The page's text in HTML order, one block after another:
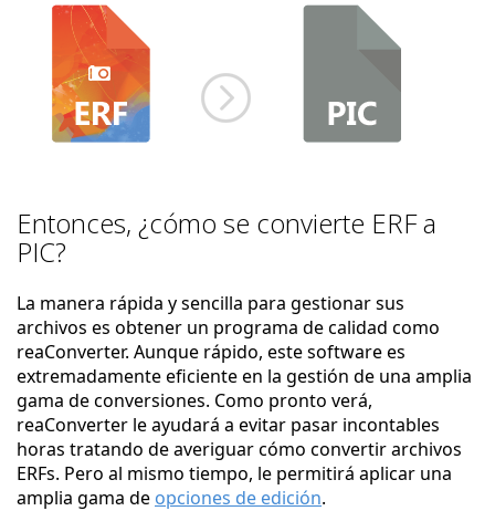
Entonces, ¿cómo se convierte ERF a
PIC?
La manera rápida y sencilla para gestionar sus
archivos es obtener un programa de calidad como
reaConverter. Aunque rápido, este software es
extremadamente eficiente en la gestión de una amplia
gama de conversiones. Como pronto verá,
reaConverter le ayudará a evitar pasar incontables
horas tratando de averiguar cómo convertir archivos
ERFs. Pero al mismo tiempo, le permitirá aplicar una
amplia gama de opciones de edición.